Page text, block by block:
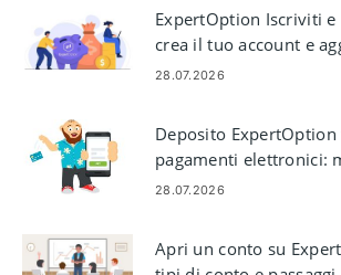
ExpertOption Iscriviti e
crea il tuo account e
fondi
28.07.2026
Deposito
pagamenti elettronici:
limiti e tempi di
28.07.2026
Apri un conto su